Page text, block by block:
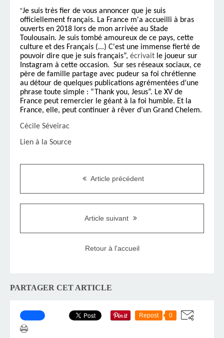
“Je suis très fier de vous annoncer que je suis
officiellement français. La France m'a accueilli à bras
ouverts en 2018 lors de mon arrivée au Stade
Toulousain. Je suis tombé amoureux de ce pays, cette
culture et des Français (...) C'est une immense fierté de
pouvoir dire que je suis français”, écrivait le joueur sur
Instagram à cette occasion. Sur ses réseaux sociaux, ce
père de famille partage avec pudeur sa foi chrétienne
au détour de quelques publications agrémentées d’une
phrase toute simple : “Thank you, Jesus”. Le XV de
France peut remercier le géant à la foi humble. Et la
France, elle, peut continuer à rêver d’un Grand Chelem.
Cécile Séveirac
Lien à la Source
Article précédent
Article suivant
Retour à l'accueil
PARTAGER CET ARTICLE
Repost 0